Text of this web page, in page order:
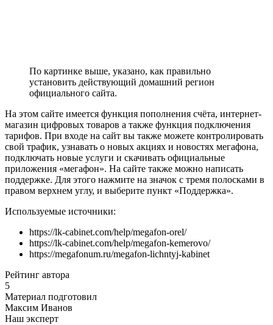
По картинке выше, указано, как правильно
установить действующий домашний регион
официального сайта.
На этом сайте имеется функция пополнения счёта, интернет-
магазин цифровых товаров а также функция подключения
тарифов. При входе на сайт вы также можете контролировать
свой трафик, узнавать о новых акциях и новостях мегафона,
подключать новые услуги и скачивать официальные
приложения «мегафон». На сайте также можно написать
поддержке. Для этого нажмите на значок с тремя полосками в
правом верхнем углу, и выберите пункт «Поддержка».
Используемые источники:
https://lk-cabinet.com/help/megafon-orel/
https://lk-cabinet.com/help/megafon-kemerovo/
https://megafonum.ru/megafon-lichntyj-kabinet
Рейтинг автора
5
Материал подготовил
Максим Иванов
Наш эксперт